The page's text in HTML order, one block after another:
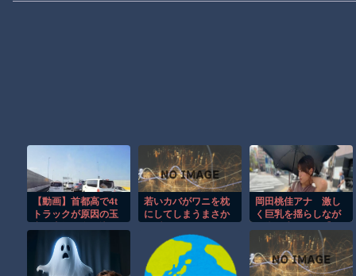
【動画】首都高で4t
トラックが原因の玉
れた軽バンの車載。
若いカバがワニを枕
にしてしまうまさか
岡田桃佳アナ 激し
く巨乳を揺らしなが
動画あり】